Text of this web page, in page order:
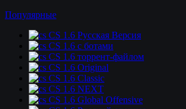
Популярные
CS 1.6 Русская Версия
CS 1.6 c ботами
CS 1.6 торрент-файлом
CS 1.6 Original
CS 1.6 Classic
CS 1.6 NEXT
CS 1.6 Global Offensive